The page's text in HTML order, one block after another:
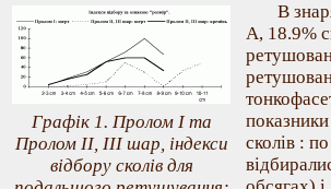
Графік 1. Пролом I та
Пролом II, III шар, індекси
відбору сколів для
В
А, 18.9%
сколів :